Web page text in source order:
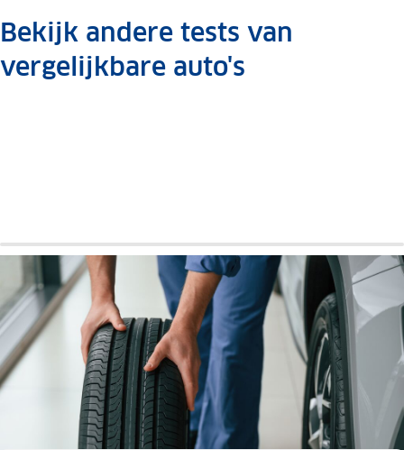
Bekijk andere tests van
vergelijkbare auto's